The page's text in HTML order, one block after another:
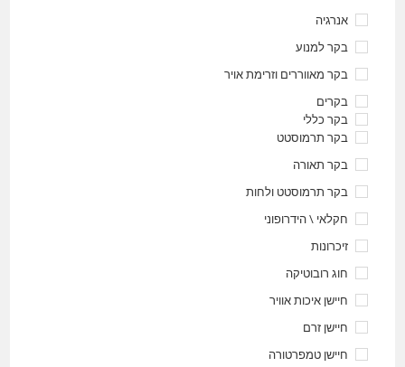
אנרגיה
בקר למנוע
בקר מאווררים וזרימת אויר
בקרים
בקר כללי
בקר תרמוסטט
בקר תאורה
בקר תרמוסטט ולחות
חקלאי \ הידרופוני
זיכרונות
חוג רובוטיקה
חיישן איכות אוויר
חיישן זרם
חיישן טמפרטורה